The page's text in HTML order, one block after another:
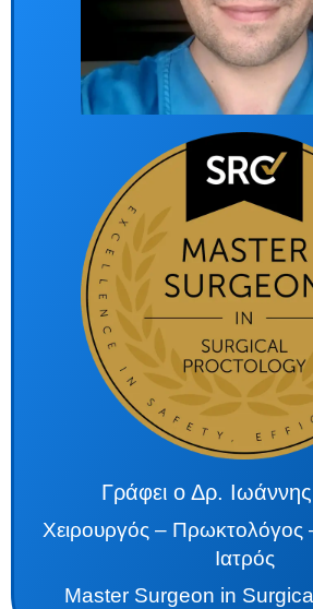
Γράφει ο Δρ.
Χειρουργός – Πρωκτολόγος
Ιατρός
Master Surgeon in